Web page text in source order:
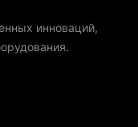
инноваций,